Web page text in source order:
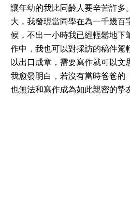
讓年幼的我比同齡人要辛苦許多
大，我發現當同學在為一千幾百
候，不出一小時我已經輕鬆地下
作中，我也可以對採訪的稿件駕
以出口成章，需要寫作就可以文
我愈發明白，若沒有當時爸爸的
也無法和寫作成為如此親密的摯